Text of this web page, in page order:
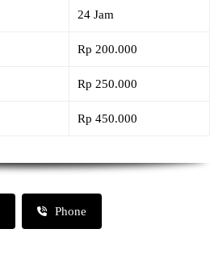
24 Jam
Rp 200.000
Rp 250.000
Rp 450.000
Phone